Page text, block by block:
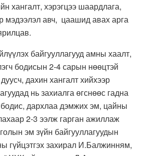
хангалт, хэрэгцээ шаардлага,
мэдээлэл авч, цаашид авах арга
байгууллагууд амны хаалт,
бодисын 2-4 сарын нөөцтэй
дахин хангалт хийхээр
нь захиалга өгснөөс гадна
бодис, дархлаа дэмжих эм, цайны
2-3 ээлж гарган ажиллаж
эм зүйн байгууллагуудын
гүйцэтгэх захирал И.Балжинням,